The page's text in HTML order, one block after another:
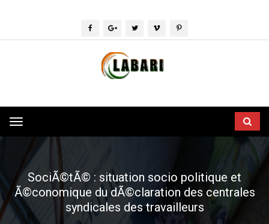
Toggle
navigation
SociÃ©tÃ© : situation socio politique et
Ã©conomique du dÃ©claration des centrales
syndicales des travailleurs